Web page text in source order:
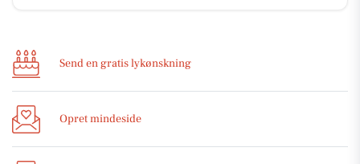
Send en gratis lykønskning
Opret mindeside